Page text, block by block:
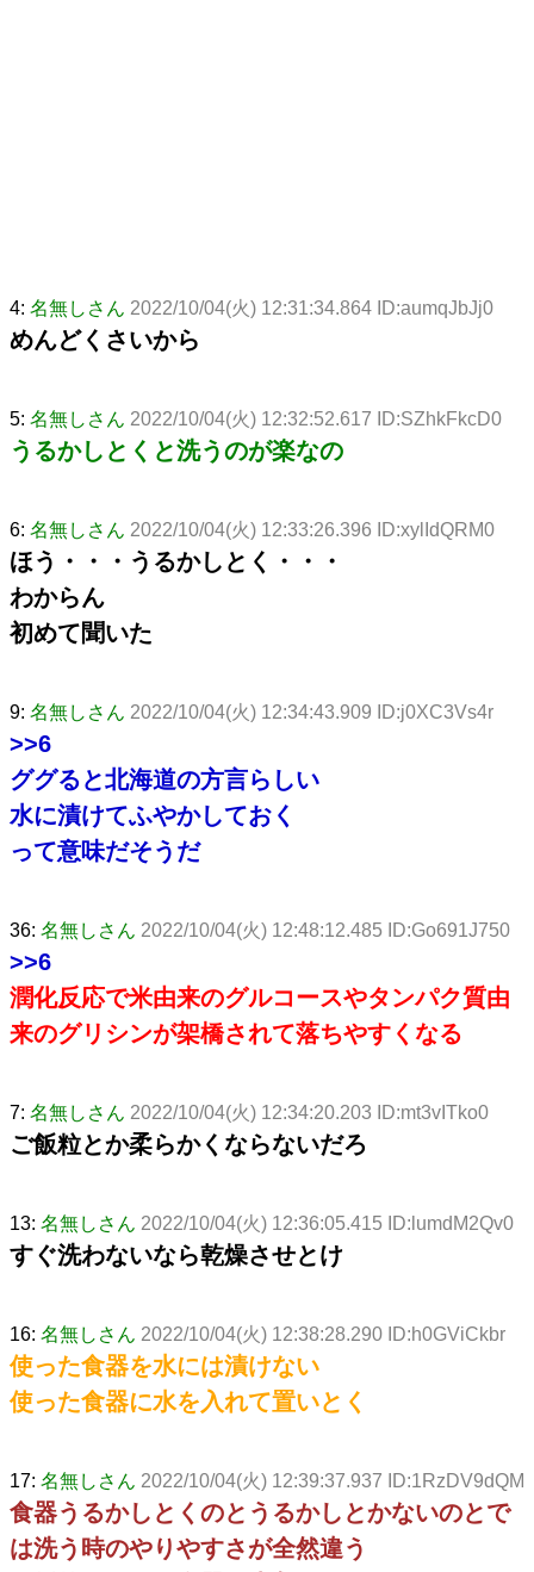
4: 名無しさん 2022/10/04(火) 12:31:34.864 ID:aumqJbJj0
めんどくさいから
5: 名無しさん 2022/10/04(火) 12:32:52.617 ID:SZhkFkcD0
うるかしとくと洗うのが楽なの
6: 名無しさん 2022/10/04(火) 12:33:26.396 ID:xylIdQRM0
ほう・・・うるかしとく・・・
わからん
初めて聞いた
9: 名無しさん 2022/10/04(火) 12:34:43.909 ID:j0XC3Vs4r
>>6
ググると北海道の方言らしい
水に漬けてふやかしておく
って意味だそうだ
36: 名無しさん 2022/10/04(火) 12:48:12.485 ID:Go691J750
>>6
潤化反応で米由来のグルコースやタンパク質由
来のグリシンが架橋されて落ちやすくなる
7: 名無しさん 2022/10/04(火) 12:34:20.203 ID:mt3vITko0
ご飯粒とか柔らかくならないだろ
13: 名無しさん 2022/10/04(火) 12:36:05.415 ID:lumdM2Qv0
すぐ洗わないなら乾燥させとけ
16: 名無しさん 2022/10/04(火) 12:38:28.290 ID:h0GViCkbr
使った食器を水には漬けない
使った食器に水を入れて置いとく
17: 名無しさん 2022/10/04(火) 12:39:37.937 ID:1RzDV9dQM
食器うるかしとくのとうるかしとかないのとで
は洗う時のやりやすさが全然違う